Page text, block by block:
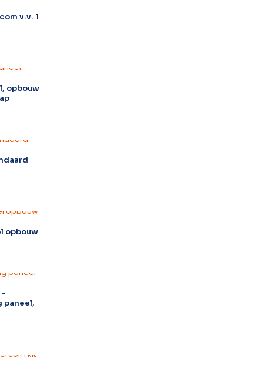
v.v. 1
opbouw
opbouw
paneel,